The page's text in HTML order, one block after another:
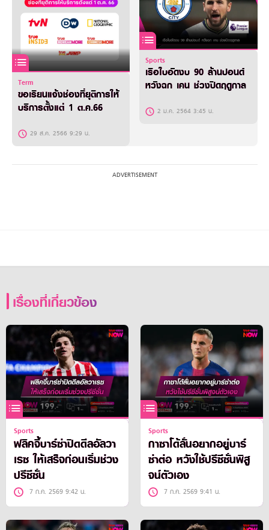
Term
ขอเรียนแจ้งช่องที่ยุติการให้
บริการตั้งแต่ 1 ต.ค.66
29 ส.ค. 2566 9:29 น.
Sports
เรือใบอัดงบ 90 ล้านปอนด์
หวังฉก เคน ช่วงปิดฤดูกาล
2 ม.ค. 2564 3:45 น.
เรื่องที่เกี่ยวข้อง
Sports
ฟลิคจี้บาร์ซ่าปิดดีลอัลวา
เรซ ให้เสร็จก่อนเริ่มช่วง
ปรีซีซั่น
7 ก.ค. 2569 9:42 น.
Sports
กาซาโด้ลั่นอยากอยู่บาร์
ซ่าต่อ หวังใช้ปรีซีซั่นพิสู
จน์ตัวเอง
7 ก.ค. 2569 9:41 น.